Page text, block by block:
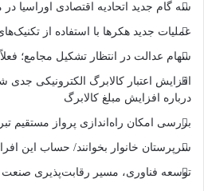
سه گام جدید اتحادیه اقتصادی اوراسیا
عملیات جدید هکرها با استفاده از
سهام عدالت در انتظار تشکیل مجامع؛
افزایش اعتبار کالابرگ الکترونیکی
درباره افزایش مبلغ کالابرگ
بررسی امکان راه‌اندازی پرواز مستقیم
سرپرستان خانوار بخوانند/ حساب این افراد ۴ میلیون تومان شارژ
توسعه فناوری، مسیر رقابت‌پذیری